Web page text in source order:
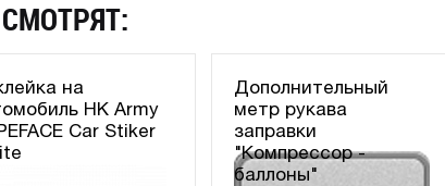
на
HK Army
Car Stiker
Дополнительный
метр рукава
заправки
"Компрессор -
баллоны"